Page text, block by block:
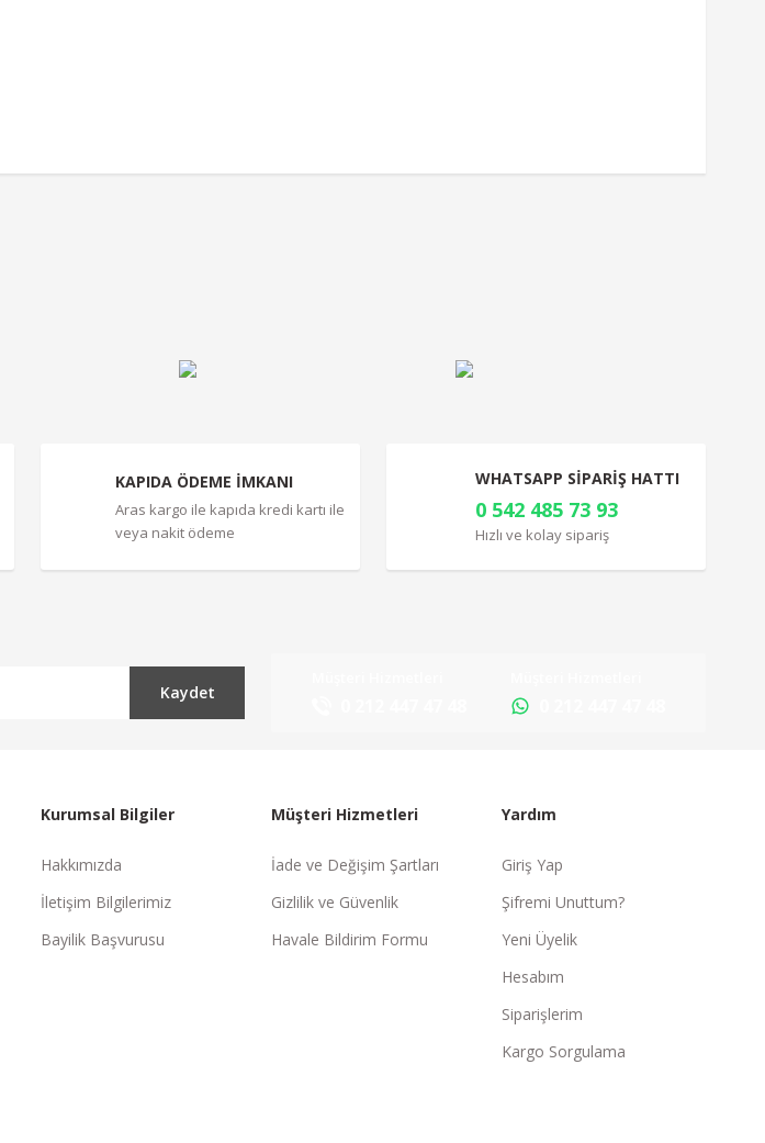
Gönder
KAPIDA ÖDEME İMKANI
Aras kargo ile kapıda kredi kartı ile
veya nakit ödeme
WHATSAPP SİPARİŞ HATTI
0 542 485 73 93
Hızlı ve kolay sipariş
Kaydet
Kurumsal Bilgiler
Hakkımızda
İletişim Bilgilerimiz
Bayilik Başvurusu
Müşteri Hizmetleri
İade ve Değişim Şartları
Gizlilik ve Güvenlik
Havale Bildirim Formu
Yardım
Giriş Yap
Şifremi Unuttum?
Yeni Üyelik
Hesabım
Siparişlerim
Kargo Sorgulama